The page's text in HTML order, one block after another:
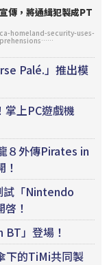
傳，將通緝犯製成PT
homeland-security-uses-
Palé.」推出模
掌上PC遊戲機
８外傳Pirates in
試「Nintendo
！
」登場！
下的TiMi共同製